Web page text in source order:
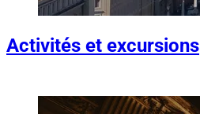
Activités et excursions